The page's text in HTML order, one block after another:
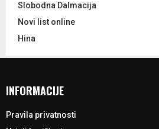
Slobodna Dalmacija
Novi list online
Hina
INFORMACIJE
Pravila privatnosti